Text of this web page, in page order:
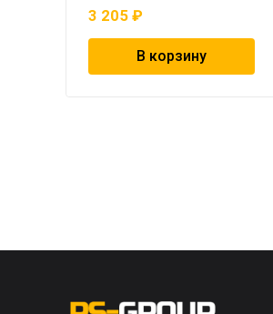
3 205 ₽
В корзину